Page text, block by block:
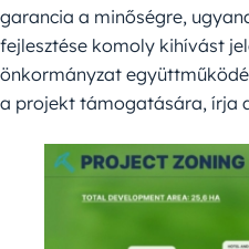
garancia a minőségre,
fejlesztése komoly kihívást
önkormányzat
a projekt támogatására, írja